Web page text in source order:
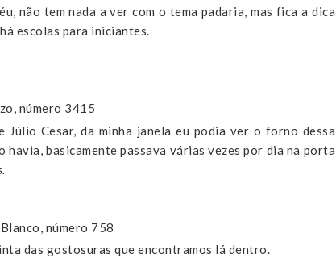
não tem nada a ver com o tema padaria, mas fica a dica
escolas para iniciantes.
número 3415
Cesar, da minha janela eu podia ver o forno dessa
basicamente passava várias vezes por dia na porta
número 758
das gostosuras que encontramos lá dentro.